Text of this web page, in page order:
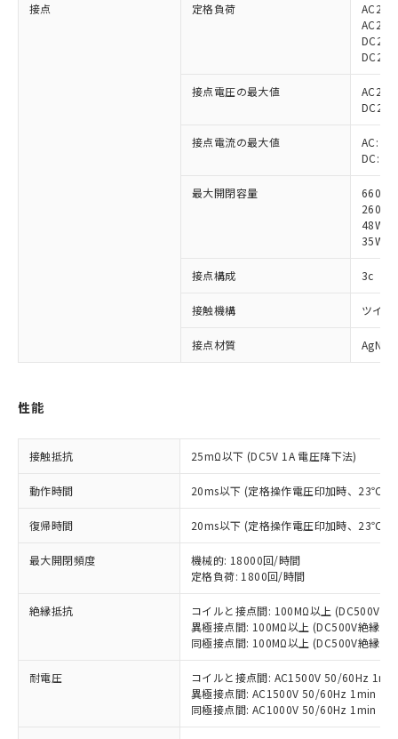
接点 定格負荷
接点電圧の最大値
接点電流の最大値
AC: 3A
DC: 3A
最大開閉容量
660VA
48W (
35W (
接点構成 3c
接触機構 ツイン
接点材質 AgNi
性能
接触抵抗 25mΩ以下 (DC5V 1A 電圧降下法)
動作時間 20ms以下 (定格操作電圧印加時、23℃、
復帰時間 20ms以下 (定格操作電圧印加時、23℃、
最大開閉頻度
機械的: 18000回/時間
定格負荷: 1800回/時間
絶縁抵抗
コイルと接点間: 100MΩ以上 (DC500V絶
異極接点間: 100MΩ以上 (DC500V絶縁抵
同極接点間: 100MΩ以上 (DC500V絶縁抵
耐電圧
コイルと接点間: AC1500V 50/60Hz 1min
異極接点間: AC1500V 50/60Hz 1min
同極接点間: AC1000V 50/60Hz 1min
ご利用条件
以下の条件をお読みいただき、同意のうえ
ご利用ください。
本サービスは、当社制御機器事業取扱
商品の当社在庫状況および標準価格
(税抜)を提供させていただくもので
当社制御機器事業取扱商品の中には、
本サービスの対象外となる商品もある
ことをご了承ください。
在庫状況および標準価格照会結果は、
対応予定：EU RoHS指令（10物質）の非含
有に対応した製品に切り替える予定のある
対応予定なし：EU RoHS指令（10物質）の
非含有に非対応の商品で、対応品を出す予
定はありません。
調査・確認中：EU RoHS指令（10物質）の
非含有の対応状況を調査中または確認中の
商品です。
非該当品：ライセンス料など無形物で、有
害物質有無と関係のない商品です。
仕入先様の事情により、非含有部品として
いたものが、含有品と判明した場合などや
むを得ず変更することがあります。
※1 中国RoHS○×表
「○」：最大均質材料含有率が中国RoHSの
基準値以下であることを示します。
「×」：最大均質材料含有率が中国RoHSの
基準値を超えていることを示します。
「－」：未確認です。当社販売部門へお問
い合わせください。
当社は、これら貴社製品のうち、外国
為替および外国貿易法に定める商品
（以下｢規制貨物等」という）を輸出